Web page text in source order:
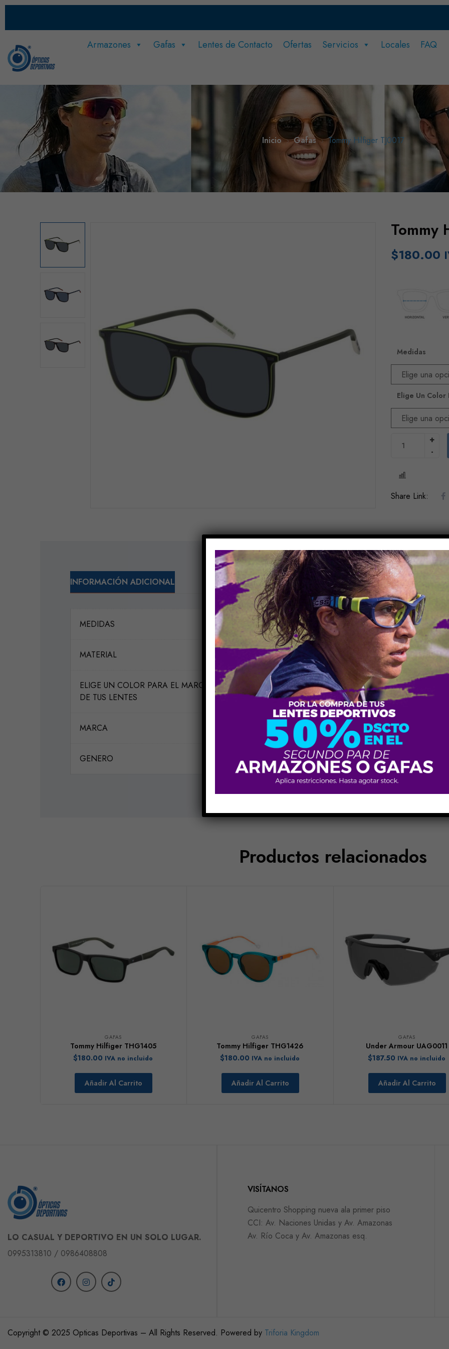
Armazones Gafas Lentes de Contacto Ofertas Servicios Locales FAQ
Inicio Gafas Tommy Hilfiger TJ0017
Tommy
$180.00
Medidas
Elige Un Color
Share Link:
INFORMACIÓN ADICIONAL
MEDIDAS H58-V46-P14-VA140, H58-V47-P14-VA140
MATERIAL Acetato
ELIGE UN COLOR PARA EL MARCO
DE TUS LENTES
Azul FLL, Negro Verde 3OL, Negro Vino C003
MARCA TOMMY HILFIGER
GENERO Unisex
Productos relacionados
GAFAS
Tommy Hilfiger THG1405
$180.00 IVA no incluido
Añadir Al Carrito
GAFAS
Tommy Hilfiger THG1426
$180.00 IVA no incluido
Añadir Al Carrito
GAFAS
Under Armour UAG0011
$187.50 IVA no incluido
Añadir Al Carrito
LO CASUAL Y DEPORTIVO EN UN SOLO LUGAR.
0995313810 / 0986408808
VISÍTANOS
Quicentro Shopping nueva ala primer piso
CCI: Av. Naciones Unidas y Av. Amazonas
Av. Río Coca y Av. Amazonas esq.
Copyright © 2025 Opticas Deportivas – All Rights Reserved. Powered by Triforia Kingdom